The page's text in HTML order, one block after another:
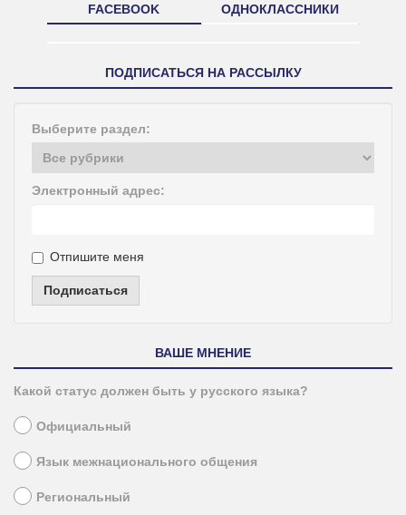
FACEBOOK ОДНОКЛАССНИКИ
ПОДПИСАТЬСЯ НА РАССЫЛКУ
Выберите раздел:
Электронный адрес:
Отпишите меня
Подписаться
ВАШЕ МНЕНИЕ
Какой статус должен быть у русского языка?
Официальный
Язык межнационального общения
Региональный